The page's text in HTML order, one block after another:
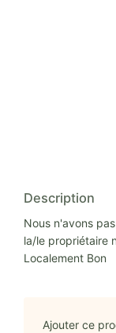
Description
Nous n'avons
la/le propriétaire
Localement Bon
Ajouter ce